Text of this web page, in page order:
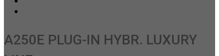
A250E PLUG-IN HYBR. LUXURY